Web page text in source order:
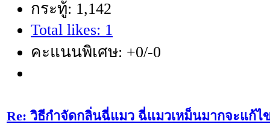
กระทู้: 1,142
Total likes: 1
คะแนนพิเศษ: +0/-0
Re: วิธีกำจัดกลิ่นฉี่แมว ฉี่แมวเหม็นมากจะแก้ไ